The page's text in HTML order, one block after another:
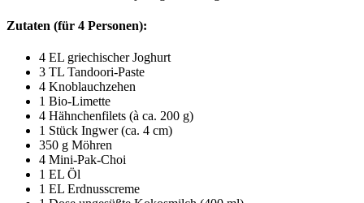
Zutaten (für 4 Personen):
4 EL griechischer Joghurt
3 TL Tandoori-Paste
4 Knoblauchzehen
1 Bio-Limette
4 Hähnchenfilets (à ca. 200 g)
1 Stück Ingwer (ca. 4 cm)
350 g Möhren
4 Mini-Pak-Choi
1 EL Öl
1 EL Erdnusscreme